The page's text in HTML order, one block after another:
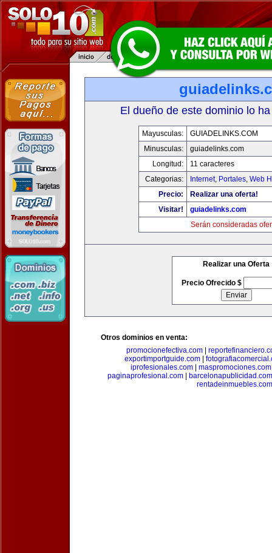
El dueño de este dominio lo
Mayusculas:
GUIADELINKS.COM
Minusculas:
guiadelinks.com
Longitud:
11 caracteres
Categorias:
Internet, Portales, Web
Precio:
Realizar una oferta!
Visitar!
guiadelinks.com
Serán consideradas
Realizar una Oferta
Precio Ofrecido $
Otros dominios en venta:
promocionefectiva.com
exportimportguide.com
iprofesionales.com
maspromociones.com
paginaprofesional.com|
barcelonapublicidad.com
rentadeinmuebles.com